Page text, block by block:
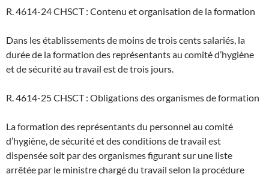
R. 4614-24 CHSCT : Contenu et organisation de la formation
Dans les établissements de moins de trois cents salariés, la
durée de la formation des représentants au comité d’hygiène
et de sécurité au travail est de trois jours.
R. 4614-25 CHSCT : Obligations des organismes de formation
La formation des représentants du personnel au comité
d’hygiène, de sécurité et des conditions de travail est
dispensée soit par des organismes figurant sur une liste
arrêtée par le ministre chargé du travail selon la procédure